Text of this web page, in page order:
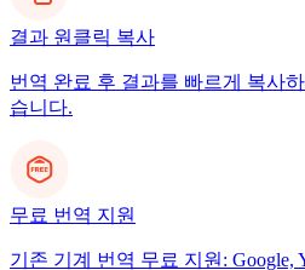
결과 원클릭 복사
번역 완료 후 결과를 빠르게 복사
습니다.
무료 번역 지원
기존 기계 번역 무료 지원: Google,